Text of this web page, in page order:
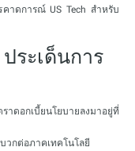
คาดการณ์ US Tech สำหรับ
ระเด็นการ
าดอกเบี้ยนโยบายลงมาอยู่ที่
วกต่อภาคเทคโนโลยี